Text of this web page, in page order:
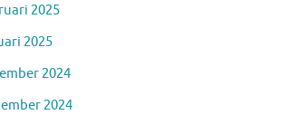
2025
2025
2024
2024